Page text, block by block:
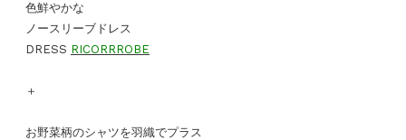
色鮮やかな
ノースリーブドレス
DRESS RICORRROBE
＋
お野菜柄のシャツを羽織でプラス